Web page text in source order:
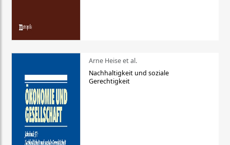
Arne Heise et al.
Nachhaltigkeit und soziale
Gerechtigkeit